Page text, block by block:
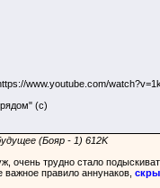
www.youtube.com/
рядом" (с)
(Бояр - 1) 612K
очень трудно стало
важное правило аннунаков,